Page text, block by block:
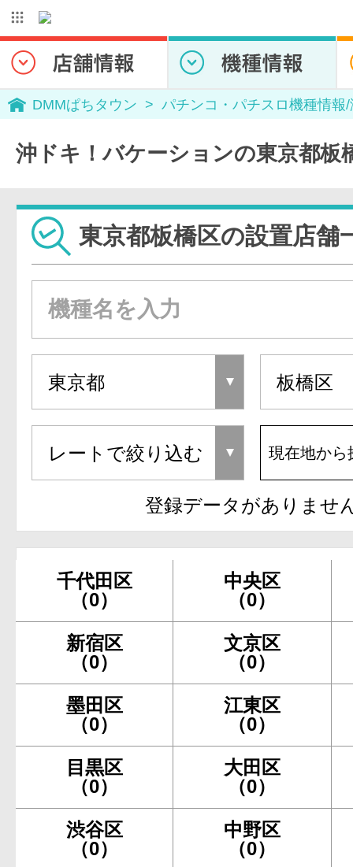
DMMぱちタウン パチンコ・パチスロ機種情報
沖ドキ！バケーションの東京都板
東京都板橋区の設置店舗
現在地から
登録データがありませ
千代田区
（0）
中央区
（0）
新宿区
（0）
文京区
（0）
墨田区
（0）
江東区
（0）
目黒区
（0）
大田区
（0）
渋谷区
（0）
中野区
（0）